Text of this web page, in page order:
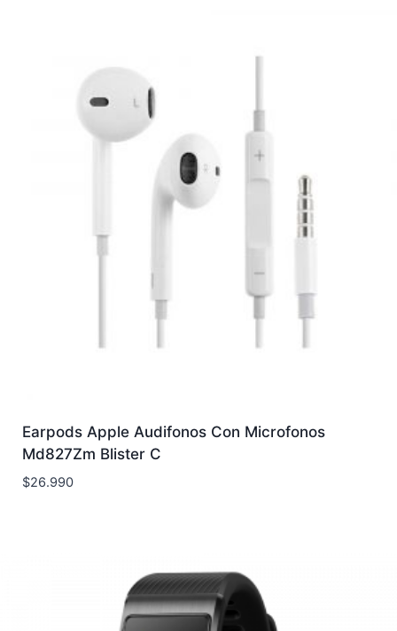
Earpods Apple Audifonos Con Microfonos
Md827Zm Blister C
$26.990